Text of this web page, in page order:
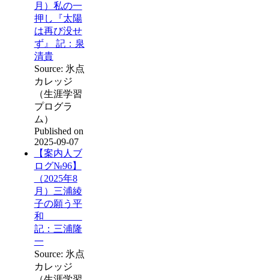
月）私の一
押し『太陽
は再び没せ
ず』 記：泉
清貴
Source: 氷点
カレッジ
（生涯学習
プログラ
ム）
Published on
2025-09-07
【案内人ブ
ログ№96】
（2025年8
月）三浦綾
子の願う平
和
記：三浦隆
一
Source: 氷点
カレッジ